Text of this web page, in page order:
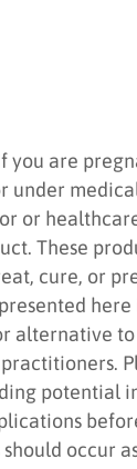
you are
under
or
These
cure, or
here
alternative
potential
should occur